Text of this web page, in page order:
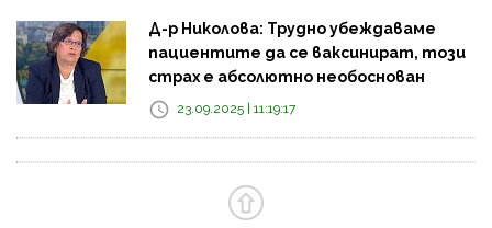
Д-р Николова: Трудно убеждаваме
пациентите да се ваксинират, този
страх е абсолютно необоснован
23.09.2025 | 11:19:17